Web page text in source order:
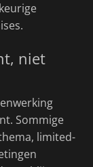
niet
Sommige
limited-